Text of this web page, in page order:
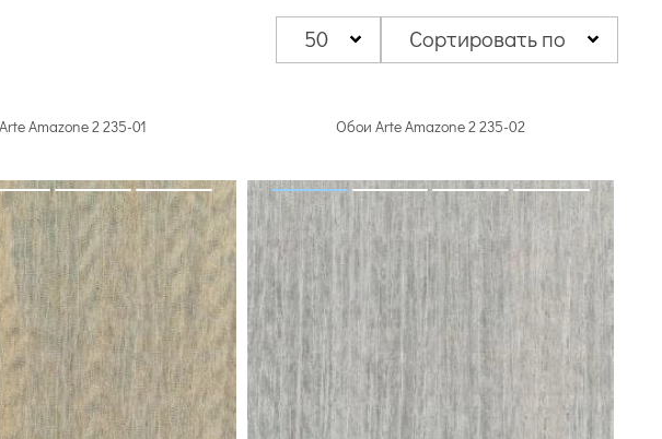
50 Сортировать по
Amazone 2 235-01 Обои Arte Amazone 2 235-02